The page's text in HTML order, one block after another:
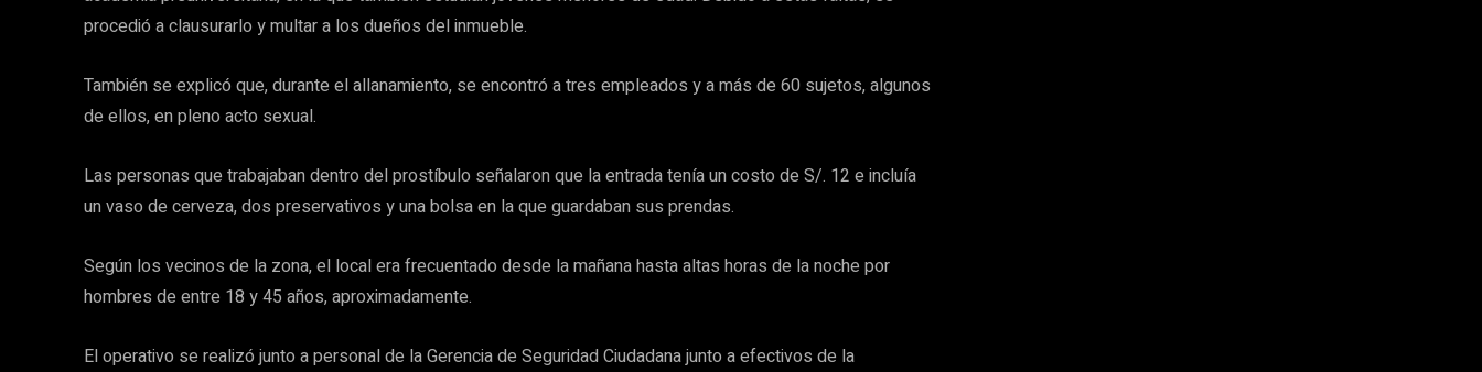
procedió a clausurarlo y multar a los dueños del inmueble.
También se explicó que, durante el allanamiento, se encontró a tres empleados y a más de 60 sujetos, algunos
de ellos, en pleno acto sexual.
Las personas que trabajaban dentro del prostíbulo señalaron que la entrada tenía un costo de S/. 12 e incluía
un vaso de cerveza, dos preservativos y una bolsa en la que guardaban sus prendas.
Según los vecinos de la zona, el local era frecuentado desde la mañana hasta altas horas de la noche por
hombres de entre 18 y 45 años, aproximadamente.
El operativo se realizó junto a personal de la Gerencia de Seguridad Ciudadana junto a efectivos de la